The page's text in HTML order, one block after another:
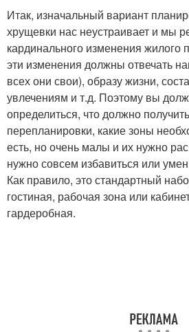
Итак, изначальный вариант
хрущевки нас неустраивает и мы
кардинального изменения жилого
эти изменения должны отвечать
всех они свои), образу жизни,
увлечениям и т.д. Поэтому вы
определиться, что должно
перепланировки, какие зоны
есть, но очень малы и их нужно
нужно совсем избавиться или
Как правило, это стандартный
гостиная, рабочая зона или
гардеробная.